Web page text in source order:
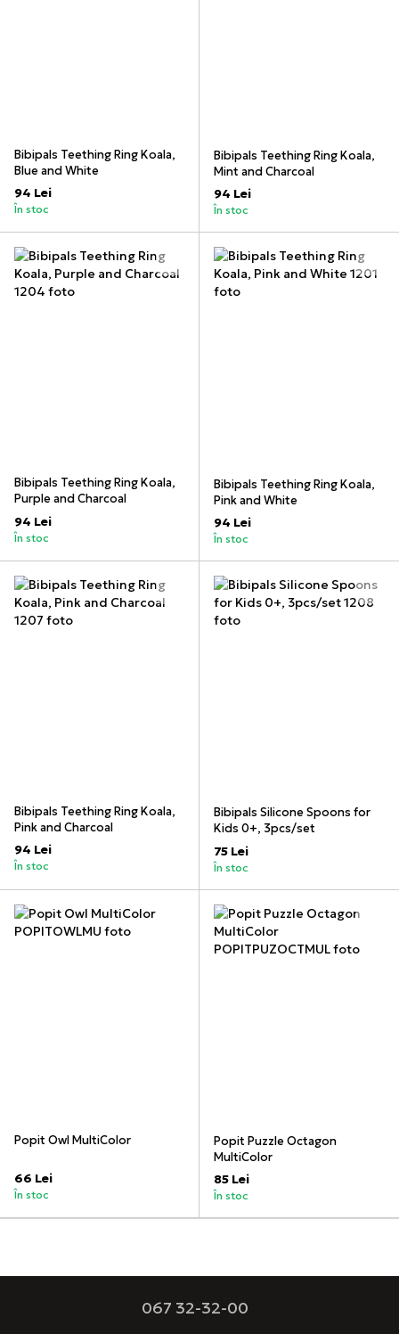
Bibipals Teething Ring Koala,
Blue and White
94 Lei
În stoc
Bibipals Teething Ring Koala,
Mint and Charcoal
94 Lei
În stoc
Bibipals Teething Ring Koala,
Purple and Charcoal
94 Lei
În stoc
Bibipals Teething Ring Koala,
Pink and White
94 Lei
În stoc
Bibipals Teething Ring Koala,
Pink and Charcoal
94 Lei
În stoc
Bibipals Silicone Spoons for
Kids 0+, 3pcs/set
75 Lei
În stoc
Popit Owl MultiColor
66 Lei
În stoc
Popit Puzzle Octagon
MultiColor
85 Lei
În stoc
067 32-32-00